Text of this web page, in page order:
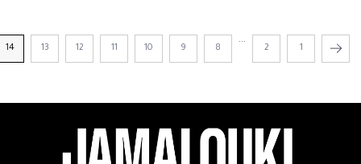
1
2
...
8
9
10
11
12
13
14